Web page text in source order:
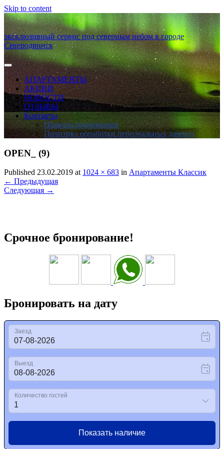
Skip to content
эксклюзивный сервис под северным небом в городе
Северодвинск
АПАРТАМЕНТЫ
АКЦИИ
НОВОСТИ
ОТЗЫВЫ
Контакты
Правила проживания
Политика обработки персональных данных
OPEN_ (9)
Published 23.02.2019 at 1024 × 683 in Апартаменты Классик
← Предыдущая
Следующая →
Срочное бронирование!
Бронировать на дату